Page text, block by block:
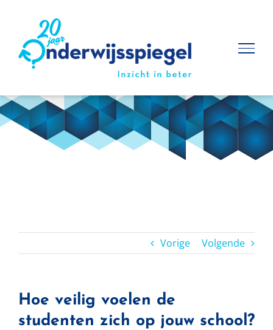
inhoud
Vorige Volgende
Hoe veilig voelen de
studenten zich op jouw school?